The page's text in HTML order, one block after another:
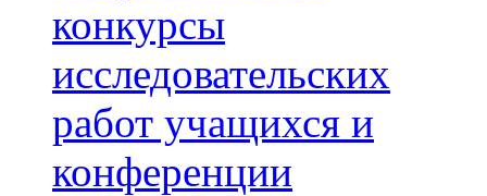
конкурсы
исследовательских
работ учащихся и
конференции